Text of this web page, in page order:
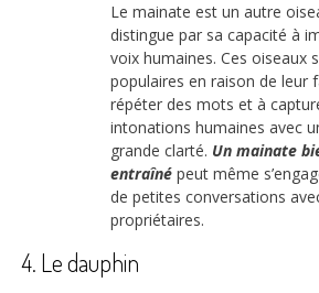
Le mainate est un autre
distingue par sa capacité à
voix humaines. Ces oiseaux
populaires en raison de leur
répéter des mots et à
intonations humaines avec
grande clarté. Un mainate
entraîné peut même
de petites conversations
propriétaires.
4. Le dauphin